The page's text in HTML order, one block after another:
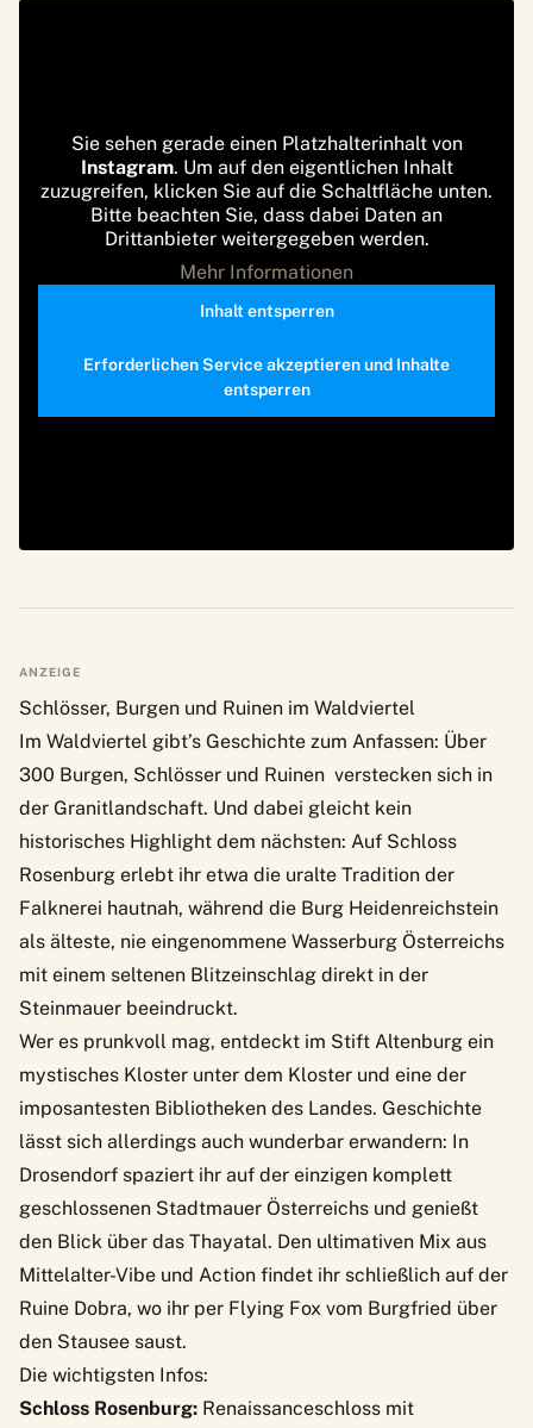
Sie sehen gerade einen Platzhalterinhalt von
Instagram. Um auf den eigentlichen Inhalt
zuzugreifen, klicken Sie auf die Schaltfläche unten.
Bitte beachten Sie, dass dabei Daten an
Drittanbieter weitergegeben werden.
Mehr Informationen
Inhalt entsperren
Erforderlichen Service akzeptieren und Inhalte
entsperren
ANZEIGE
Schlösser, Burgen und Ruinen im Waldviertel
Im Waldviertel gibt’s Geschichte zum Anfassen: Über
300 Burgen, Schlösser und Ruinen verstecken sich in
der Granitlandschaft. Und dabei gleicht kein
historisches Highlight dem nächsten: Auf Schloss
Rosenburg erlebt ihr etwa die uralte Tradition der
Falknerei hautnah, während die Burg Heidenreichstein
als älteste, nie eingenommene Wasserburg Österreichs
mit einem seltenen Blitzeinschlag direkt in der
Steinmauer beeindruckt.
Wer es prunkvoll mag, entdeckt im Stift Altenburg ein
mystisches Kloster unter dem Kloster und eine der
imposantesten Bibliotheken des Landes. Geschichte
lässt sich allerdings auch wunderbar erwandern: In
Drosendorf spaziert ihr auf der einzigen komplett
geschlossenen Stadtmauer Österreichs und genießt
den Blick über das Thayatal. Den ultimativen Mix aus
Mittelalter-Vibe und Action findet ihr schließlich auf der
Ruine Dobra, wo ihr per Flying Fox vom Burgfried über
den Stausee saust.
Die wichtigsten Infos:
Schloss Rosenburg: Renaissanceschloss mit